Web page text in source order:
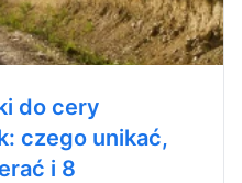
do cery
czego unikać,
i 8